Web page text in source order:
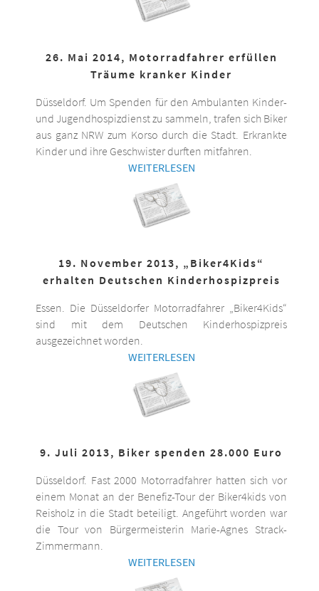
26. Mai 2014, Motorradfahrer erfüllen
Träume kranker Kinder
Düsseldorf. Um Spenden für den Ambulanten Kinder-
und Jugendhospizdienst zu sammeln, trafen sich Biker
aus ganz NRW zum Korso durch die Stadt. Erkrankte
Kinder und ihre Geschwister durften mitfahren.
WEITERLESEN
19. November 2013, „Biker4Kids“
erhalten Deutschen Kinderhospizpreis
Essen. Die Düsseldorfer Motorradfahrer „Biker4Kids“
sind mit dem Deutschen Kinderhospizpreis
ausgezeichnet worden.
WEITERLESEN
9. Juli 2013, Biker spenden 28.000 Euro
Düsseldorf. Fast 2000 Motorradfahrer hatten sich vor
einem Monat an der Benefiz-Tour der Biker4kids von
Reisholz in die Stadt beteiligt. Angeführt worden war
die Tour von Bürgermeisterin Marie-Agnes Strack-
Zimmermann.
WEITERLESEN